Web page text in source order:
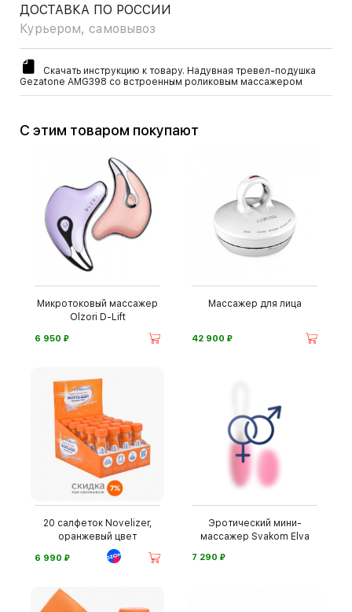
ДОСТАВКА ПО РОССИИ
Курьером, самовывоз
Скачать инструкцию к товару. Надувная тревел-подушка
Gezatone AMG398 cо встроенным роликовым массажером
С этим товаром покупают
Микротоковый массажер
Olzori D-Lift
6 950 ⃏
Массажер для лица
42 900 ⃏
20 салфеток Novelizer,
оранжевый цвет
6 990 ⃏
Эротический мини-
массажер Svakom Elva
7 290 ⃏